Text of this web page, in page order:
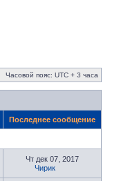
Часовой пояс: UTC + 3 часа
Последнее сообщение
Чт дек 07, 2017
Чирик